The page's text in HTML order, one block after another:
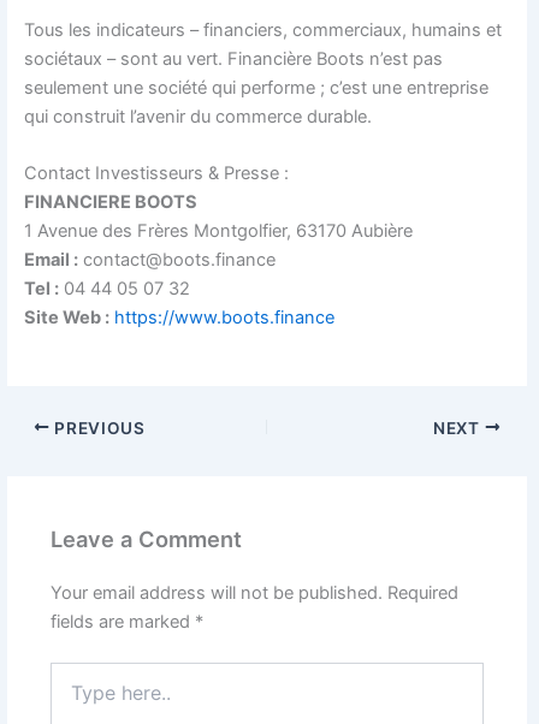
Tous les indicateurs – financiers, commerciaux, humains et
sociétaux – sont au vert. Financière Boots n’est pas
seulement une société qui performe ; c’est une entreprise
qui construit l’avenir du commerce durable.
Contact Investisseurs & Presse :
FINANCIERE BOOTS
1 Avenue des Frères Montgolfier, 63170 Aubière
Email : contact@boots.finance
Tel : 04 44 05 07 32
Site Web : https://www.boots.finance
PREVIOUS NEXT
Leave a Comment
Your email address will not be published. Required
fields are marked *
here..